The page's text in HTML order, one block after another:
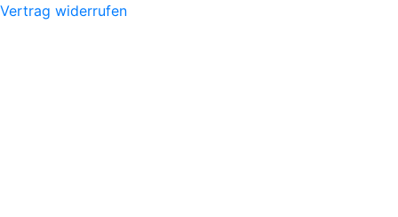
Vertrag widerrufen